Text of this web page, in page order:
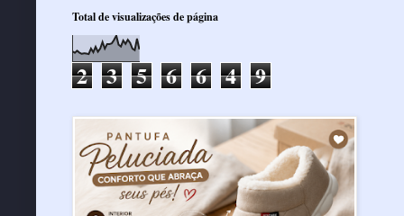
Total de visualizações de página
2 3 5 6 6 4 9